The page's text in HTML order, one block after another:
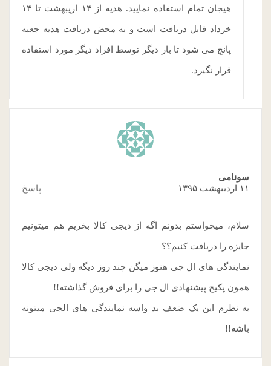
هیجان تمام استفاده نمایید. هدیه از ۱۴ اریبهشت تا ۱۴
خرداد قابل دریافت است و به محض دریافت هدیه جعبه
پانچ می شود تا بار دیگر توسط افراد دیگر مورد استفاده
قرار نگیرد.
سونامی
۱۱ اردیبهشت ۱۳۹۵
پاسخ
سلام، میخواستم بدونم اگه از دیجی کالا بخریم هم میتونیم
جایزه را دریافت کنیم؟؟
نمایندگی های ال جی هنوز میگن چند روز دیگه ولی دیجی کالا
همون پکیج پیشنهادی ال جی را برای فروش گذاشته!!
به نظرم این یک ضعف بد واسه نمایندگی های الجی میتونه
باشه!!